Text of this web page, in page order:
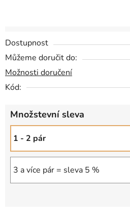
Dostupnost
Můžeme doručit do:
Možnosti doručení
Kód:
Množstevní sleva
1 - 2 pár
3 a více pár = sleva 5 %